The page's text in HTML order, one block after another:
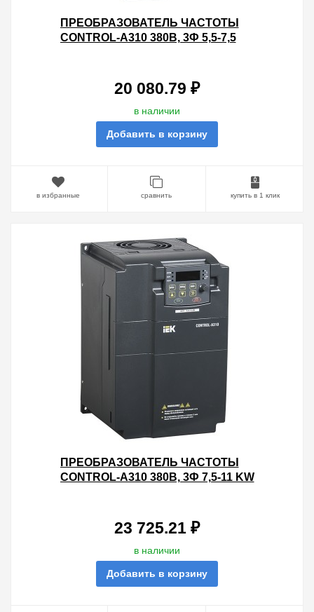
ПРЕОБРАЗОВАТЕЛЬ ЧАСТОТЫ
CONTROL-A310 380В, 3Ф 5,5-7,5
20 080.79 ₽
в наличии
Добавить в корзину
в избранные сравнить купить в 1 клик
ПРЕОБРАЗОВАТЕЛЬ ЧАСТОТЫ
CONTROL-A310 380В, 3Ф 7,5-11 KW
23 725.21 ₽
в наличии
Добавить в корзину